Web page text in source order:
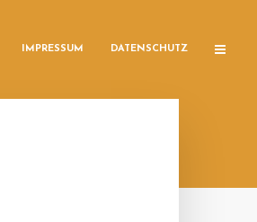
IMPRESSUM DATENSCHUTZ